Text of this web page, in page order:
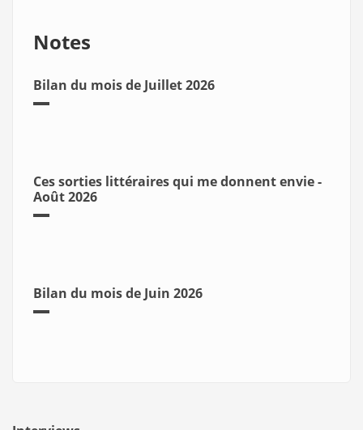
Notes
Bilan du mois de Juillet 2026
Ces sorties littéraires qui me donnent envie -
Août 2026
Bilan du mois de Juin 2026